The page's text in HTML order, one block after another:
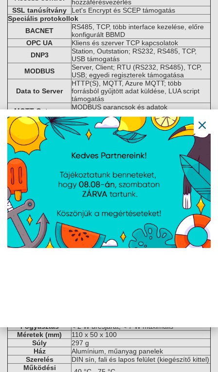
hozzáférésvezérlés
SSL tanúsítvány
Let's Encrypt és SCEP támogatás
Speciális protokollok
BACNET
RS485, TCP, több interface kezelése, előre
konfigurált BBMD
OPC UA
Kliens és szerver TCP kapcsolatok
DNP3
Station, Outstation; RS232, RS485, TCP,
USB támogatás
MODBUS
Server, Client; RTU (RS232, RS485), TCP,
USB; egyedi regiszterek támogatása
Data to Server
HTTP(S), MQTT, Azure MQTT; több
forrásból gyűjtött adat küldése, LUA script
támogatás
MQTT Gateway
MODBUS parancsok és adatok
DLMS/COSEM
Standard utility mérő protokoll, TCP és USB
kliens támogatás
Felügyelet és menedzsment
WEB UI
HTTP/HTTPS konfiguráció, állapot, firmware
frissítés, CLI, naplózás
Firmware frissítések automatikus kezelése
SSH v1 és v2
SMS állapot és konfiguráció
Újraindítás, állapot, mobil adat ki/be, kimenet
ki/be, időzített hívásvezérlés, Wi-Fi ki/be
TR-069
MQTT
Broker és Publisher
SNMP
v1, v2, v3, trap, brute force védelem
JSON-RPC
HTTP/HTTPS management API
RMS
Teltonika Remote Management System
Hardver és fizikai adatok
Fogyasztás
< 2 W üresjárat, < 7 W maximális
Méretek (mm)
110 x 50 x 100
Súly
297 g
Ház
Alumínium, műanyag panelek
Szerelés
DIN sín, fali és lapos felület (kiegészítő kittel)
Működési